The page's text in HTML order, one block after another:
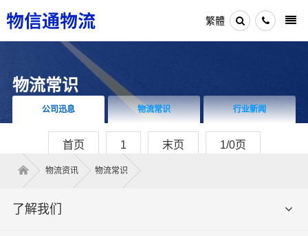
繁體
物流常识
公司迅息 物流常识 行业新闻
首页 1 末页 1/0页
物流资讯 物流常识
了解我们